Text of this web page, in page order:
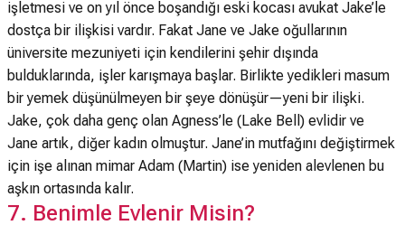
işletmesi ve on yıl önce boşandığı eski kocası avukat Jake’le
dostça bir ilişkisi vardır. Fakat Jane ve Jake oğullarının
üniversite mezuniyeti için kendilerini şehir dışında
bulduklarında, işler karışmaya başlar. Birlikte yedikleri masum
bir yemek düşünülmeyen bir şeye dönüşür—yeni bir ilişki.
Jake, çok daha genç olan Agness’le (Lake Bell) evlidir ve
Jane artık, diğer kadın olmuştur. Jane’in mutfağını değiştirmek
için işe alınan mimar Adam (Martin) ise yeniden alevlenen bu
aşkın ortasında kalır.
7. Benimle Evlenir Misin?